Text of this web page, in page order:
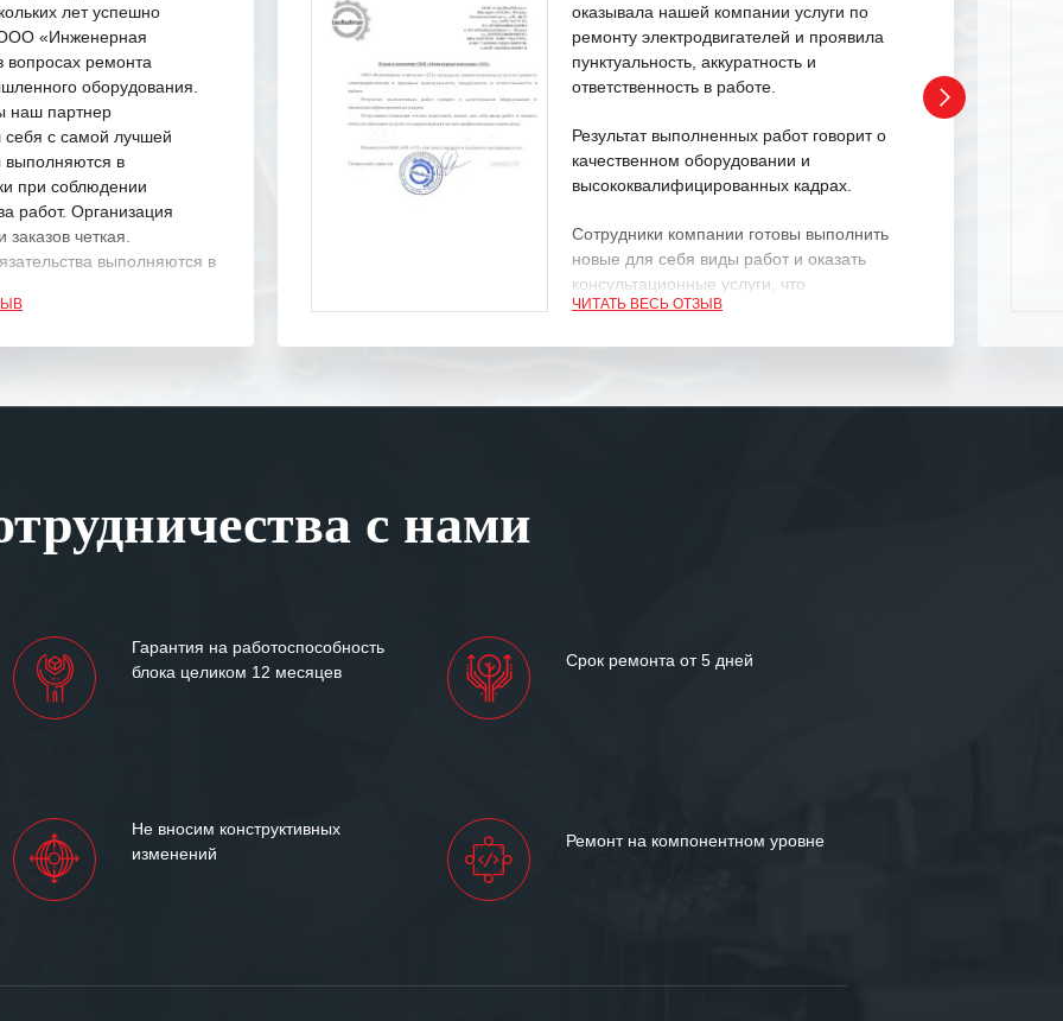
лет успешно
ООО «Инженерная
вопросах ремонта
оборудования.
наш партнер
себя с самой лучшей
выполняются в
при соблюдении
работ. Организация
четкая.
выполняются в
сложившиеся между
успеха и процветания.
оказывала нашей компании услуги по
ремонту электродвигателей и проявила
пунктуальность, аккуратность и
ответственность в работе.
Результат выполненных работ говорит о
качественном оборудовании и
высококвалифицированных кадрах.
Сотрудники компании готовы выполнить
новые для себя виды работ и оказать
консультационные услуги, что
характеризует их как профессионалов
ответственного и надежного поставщика
ЧИТАТЬ ВЕСЬ ОТЗЫВ
с нами
Гарантия на работоспособность
блока целиком 12 месяцев
Срок ремонта от 5 дней
Не вносим конструктивных
изменений
Ремонт на компонентном уровне